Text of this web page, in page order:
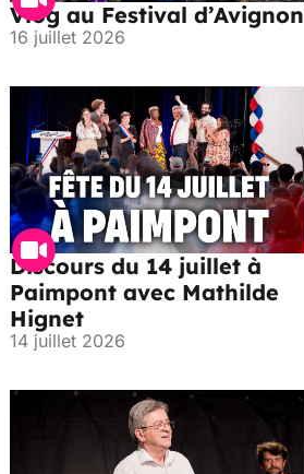
Vlog au Festival d’Avignon
16 juillet 2026
Discours du 14 juillet à
Paimpont avec Mathilde
Hignet
14 juillet 2026